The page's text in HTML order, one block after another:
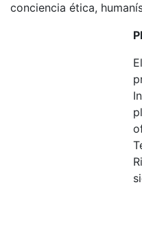
conciencia ética,